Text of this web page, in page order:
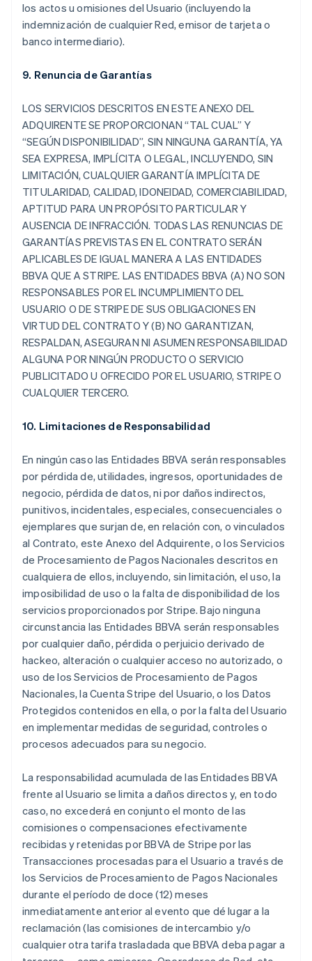
los actos u omisiones del Usuario (incluyendo la
indemnización de cualquier Red, emisor de tarjeta o
banco intermediario).
9. Renuncia de Garantías
LOS SERVICIOS DESCRITOS EN ESTE ANEXO DEL
ADQUIRENTE SE PROPORCIONAN “TAL CUAL” Y
“SEGÚN DISPONIBILIDAD”, SIN NINGUNA GARANTÍA, YA
SEA EXPRESA, IMPLÍCITA O LEGAL, INCLUYENDO, SIN
LIMITACIÓN, CUALQUIER GARANTÍA IMPLÍCITA DE
TITULARIDAD, CALIDAD, IDONEIDAD, COMERCIABILIDAD,
APTITUD PARA UN PROPÓSITO PARTICULAR Y
AUSENCIA DE INFRACCIÓN. TODAS LAS RENUNCIAS DE
GARANTÍAS PREVISTAS EN EL CONTRATO SERÁN
APLICABLES DE IGUAL MANERA A LAS ENTIDADES
BBVA QUE A STRIPE. LAS ENTIDADES BBVA (A) NO SON
RESPONSABLES POR EL INCUMPLIMIENTO DEL
USUARIO O DE STRIPE DE SUS OBLIGACIONES EN
VIRTUD DEL CONTRATO Y (B) NO GARANTIZAN,
RESPALDAN, ASEGURAN NI ASUMEN RESPONSABILIDAD
ALGUNA POR NINGÚN PRODUCTO O SERVICIO
PUBLICITADO U OFRECIDO POR EL USUARIO, STRIPE O
CUALQUIER TERCERO.
10. Limitaciones de Responsabilidad
En ningún caso las Entidades BBVA serán responsables
por pérdida de, utilidades, ingresos, oportunidades de
negocio, pérdida de datos, ni por daños indirectos,
punitivos, incidentales, especiales, consecuenciales o
ejemplares que surjan de, en relación con, o vinculados
al Contrato, este Anexo del Adquirente, o los Servicios
de Procesamiento de Pagos Nacionales descritos en
cualquiera de ellos, incluyendo, sin limitación, el uso, la
imposibilidad de uso o la falta de disponibilidad de los
servicios proporcionados por Stripe. Bajo ninguna
circunstancia las Entidades BBVA serán responsables
por cualquier daño, pérdida o perjuicio derivado de
hackeo, alteración o cualquier acceso no autorizado, o
uso de los Servicios de Procesamiento de Pagos
Nacionales, la Cuenta Stripe del Usuario, o los Datos
Protegidos contenidos en ella, o por la falta del Usuario
en implementar medidas de seguridad, controles o
procesos adecuados para su negocio.
La responsabilidad acumulada de las Entidades BBVA
frente al Usuario se limita a daños directos y, en todo
caso, no excederá en conjunto el monto de las
comisiones o compensaciones efectivamente
recibidas y retenidas por BBVA de Stripe por las
Transacciones procesadas para el Usuario a través de
los Servicios de Procesamiento de Pagos Nacionales
durante el período de doce (12) meses
inmediatamente anterior al evento que dé lugar a la
reclamación (las comisiones de intercambio y/o
cualquier otra tarifa trasladada que BBVA deba pagar a